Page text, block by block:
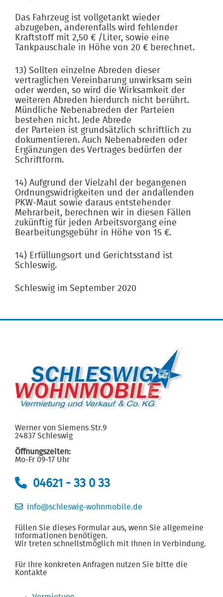
Das Fahrzeug ist vollgetankt wieder
abzugeben, anderenfalls wird fehlender
Kraftstoff mit 2,50 € /Liter, sowie eine
Tankpauschale in Höhe von 20 € berechnet.
13) Sollten einzelne Abreden dieser
vertraglichen Vereinbarung unwirksam sein
oder werden, so wird die Wirksamkeit der
weiteren Abreden hierdurch nicht berührt.
Mündliche Nebenabreden der Parteien
bestehen nicht. Jede Abrede
der Parteien ist grundsätzlich schriftlich zu
dokumentieren. Auch Nebenabreden oder
Ergänzungen des Vertrages bedürfen der
Schriftform.
14) Aufgrund der Vielzahl der begangenen
Ordnungswidrigkeiten und der andallenden
PKW-Maut sowie daraus entstehender
Mehrarbeit, berechnen wir in diesen Fällen
zukünftig für jeden Arbeitsvorgang eine
Bearbeitungsgebühr in Höhe von 15 €.
14) Erfüllungsort und Gerichtsstand ist
Schleswig.
Schleswig im September 2020
Werner von Siemens Str.9
24837 Schleswig
Öffnungszeiten:
Mo-Fr 09-17 Uhr
04621 - 33 0 33
info@schleswig-wohnmobile.de
Füllen Sie dieses Formular aus, wenn Sie allgemeine
Informationen benötigen.
Wir treten schnellstmöglich mit Ihnen in Verbindung.
Für Ihre konkreten Anfragen nutzen Sie bitte die
Kontakte